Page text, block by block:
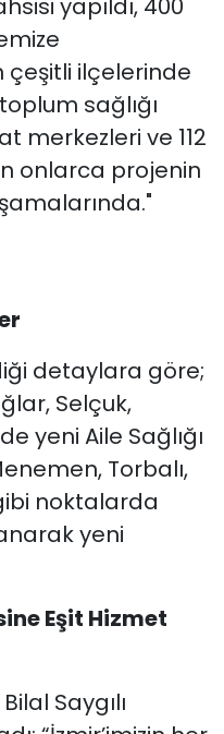
yapıldı, 400
çeşitli ilçelerinde
sağlığı
merkezleri ve 112
onlarca projenin
detaylara göre;
Selçuk,
yeni Aile Sağlığı
Torbalı,
noktalarda
yeni
Eşit Hizmet
Saygılı